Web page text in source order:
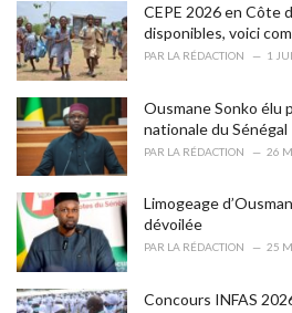
:
CEPE 2026 en Côte
disponibles, voici
PAR LA RÉDACTION 1
Ousmane Sonko élu
nationale du Sénégal
PAR LA RÉDACTION 26
Limogeage
dévoilée
PAR LA RÉDACTION 25
Concours INFAS